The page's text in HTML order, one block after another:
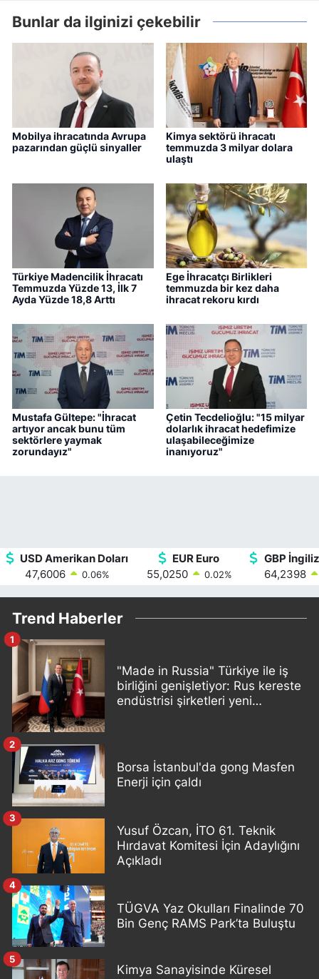
Bunlar da ilginizi çekebilir
Mobilya ihracatında Avrupa
pazarından güçlü sinyaller
Kimya sektörü ihracatı
temmuzda 3 milyar dolara
ulaştı
Türkiye Madencilik İhracatı
Temmuzda Yüzde 13, İlk 7
Ayda Yüzde 18,8 Arttı
Ege İhracatçı Birlikleri
temmuzda bir kez daha
ihracat rekoru kırdı
Mustafa Gültepe: "İhracat
artıyor ancak bunu tüm
sektörlere yaymak
zorundayız"
Çetin Tecdelioğlu: "15 milyar
dolarlık ihracat hedefimize
ulaşabileceğimize
inanıyoruz"
USD Amerikan Doları
47,6006
0.06%
EUR Euro
55,0250
0.02%
GBP
64,2398
Trend Haberler
"Made in Russia" Türkiye ile iş
birliğini genişletiyor: Rus kereste
endüstrisi şirketleri yeni
1
Borsa İstanbul'da gong Masfen
Enerji için çaldı
2
Yusuf Özcan, İTO 61. Teknik
Hırdavat Komitesi İçin Adaylığını
Açıkladı
3
TÜGVA Yaz Okulları Finalinde 70
Bin Genç RAMS Park’ta Buluştu
4
Kimya Sanayisinde Küresel
5